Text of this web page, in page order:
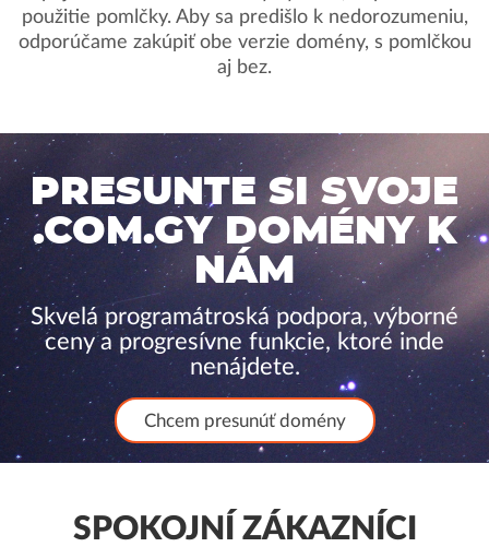
použitie pomlčky. Aby sa predišlo k nedorozumeniu,
odporúčame zakúpiť obe verzie domény, s pomlčkou
aj bez.
PRESUNTE SI SVOJE
.COM.GY DOMÉNY K
NÁM
Skvelá programátroská podpora, výborné
ceny a progresívne funkcie, ktoré inde
nenájdete.
Chcem presunúť domény
SPOKOJNÍ ZÁKAZNÍCI